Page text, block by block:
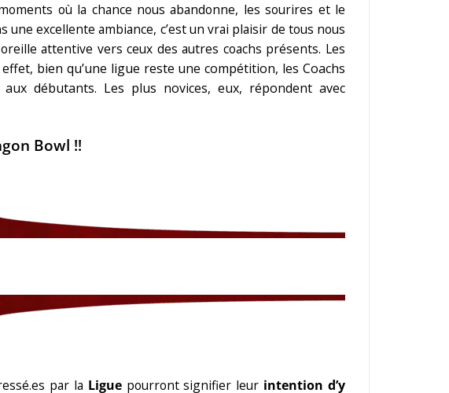
où la chance nous abandonne, les sourires et le
une excellente ambiance, c’est un vrai plaisir de tous nous
attentive vers ceux des autres coachs présents. Les
effet, bien qu’une ligue reste une compétition, les Coachs
débutants. Les plus novices, eux, répondent avec
Bowl !!
par la Ligue pourront signifier leur intention d’y